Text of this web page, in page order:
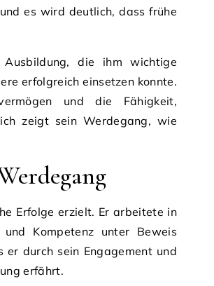
es wird deutlich, dass frühe
die ihm wichtige
erfolgreich einsetzen konnte.
und die Fähigkeit,
zeigt sein Werdegang, wie
Erfolge erzielt. Er arbeitete in
Kompetenz unter Beweis
durch sein Engagement und
erfährt.